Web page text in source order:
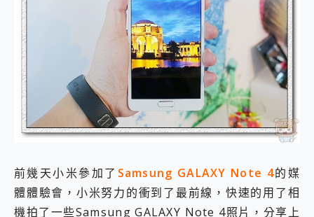
小朋友才做選擇 投影機 RGB藍牙音響 氛圍情境燈 我通通都要！ Starfish 2 幻彩膠囊投影機｜結合「 智慧投影 & 煥彩流動 」的沈浸式生活新體驗
外型超吸晴~ 給您絕佳操控體驗 GravaStar Mercury K1 系列 異星機械鍵盤與 Mercury X 系列 輕量無線電競滑鼠 開箱 評測
開箱~變身「蜘蛛人」椅子軍師！MSI MPG 491CQP QD-OLED 超寬曲面電競螢幕，多工辦公、爽度滿滿的終極桌面體驗
iPhone 17 系列 有認證的防護來囉！ imos 首家導入 UL MCV 行銷宣告驗證的手機配件品牌
DJI Osmo Pocket 3 爽爽帶回家 歡慶 EaseUS 21 週年到來，「Slogan 海報徵稿活動」好康大放送
會走動的冷暖氣 SONY REON POCKET PRO 穿戴式智慧冷暖調溫裝置 開箱 評測
百倍變焦實測~ vivo X200 Pro 與 S25 Ultra 誰能滿足全場景拍攝需求？
自帶線的 有線無線都能充 ONPRO MagReact M5 10000mAh 5合1 磁吸無線急速行動電源 開箱 評測
飛利浦 JS7310 ⚡【電急便｜行動儲能救車電源】 可靠的旅行夥伴！帶給您優異的安全性與強大供電效能
是螢幕也是電視! 一機超多用途「MSI微星 Modern MD272UPSW 27型」 4K IPS 輕薄商用智慧聯網螢幕 開箱 評測
前幾天小米參加了 Samsung GALAXY Note 4的媒
體體驗會，小米努力的衝到了最前線，快速的用了相
機拍了一些Samsung GALAXY Note 4照片，分享上